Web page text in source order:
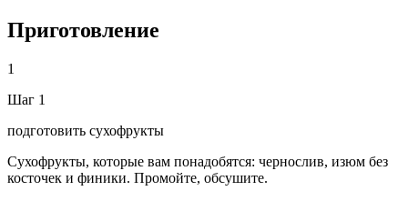
Приготовление
1
Шаг 1
подготовить сухофрукты
Сухофрукты, которые вам понадобятся: чернослив, изюм без
косточек и финики. Промойте, обсушите.